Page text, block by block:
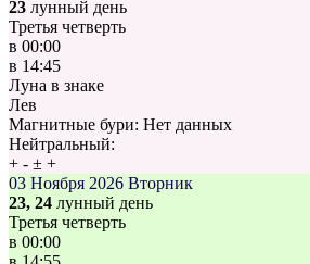
23 лунный день
Третья четверть
в 00:00
в 14:45
Луна в знаке
Лев
Магнитные бури: Нет данных
Нейтральный:
+ - ± +
03 Ноября 2026 Вторник
23, 24 лунный день
Третья четверть
в 00:00